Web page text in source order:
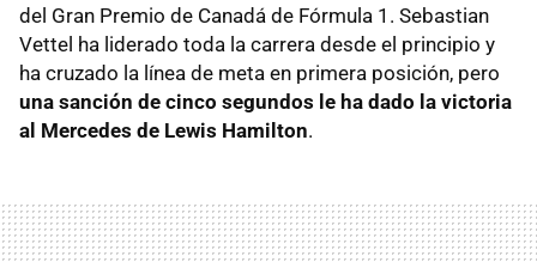
del Gran Premio de Canadá de Fórmula 1. Sebastian
Vettel ha liderado toda la carrera desde el principio y
ha cruzado la línea de meta en primera posición, pero
una sanción de cinco segundos le ha dado la victoria
al Mercedes de Lewis Hamilton.